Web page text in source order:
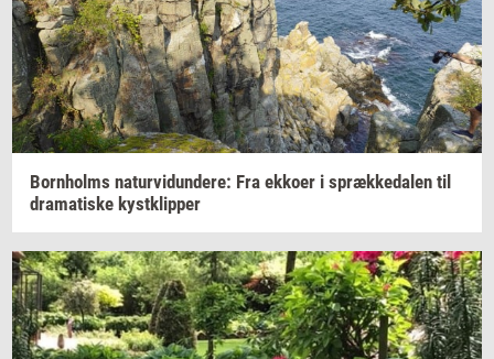
Born­holms na­tur­vi­dun­de­re: Fra ek­ko­er i spræk­ke­da­len til
dra­ma­ti­ske kyst­klip­per